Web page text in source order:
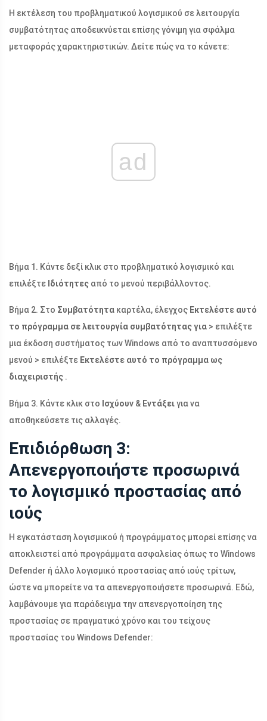
Η εκτέλεση του προβληματικού λογισμικού σε λειτουργία
συμβατότητας αποδεικνύεται επίσης γόνιμη για σφάλμα
μεταφοράς χαρακτηριστικών. Δείτε πώς να το κάνετε:
ad
Βήμα 1. Κάντε δεξί κλικ στο προβληματικό λογισμικό και
επιλέξτε Ιδιότητες από το μενού περιβάλλοντος.
Βήμα 2. Στο Συμβατότητα καρτέλα, έλεγχος Εκτελέστε αυτό
το πρόγραμμα σε λειτουργία συμβατότητας για > επιλέξτε
μια έκδοση συστήματος των Windows από το αναπτυσσόμενο
μενού > επιλέξτε Εκτελέστε αυτό το πρόγραμμα ως
διαχειριστής .
Βήμα 3. Κάντε κλικ στο Ισχύουν & Εντάξειγια να
αποθηκεύσετε τις αλλαγές.
Επιδιόρθωση 3:
Απενεργοποιήστε προσωρινά
το λογισμικό προστασίας από
ιούς
Η εγκατάσταση λογισμικού ή προγράμματος μπορεί επίσης να
αποκλειστεί από προγράμματα ασφαλείας όπως το Windows
Defender ή άλλο λογισμικό προστασίας από ιούς τρίτων,
ώστε να μπορείτε να τα απενεργοποιήσετε προσωρινά. Εδώ,
λαμβάνουμε για παράδειγμα την απενεργοποίηση της
προστασίας σε πραγματικό χρόνο και του τείχους
προστασίας του Windows Defender: